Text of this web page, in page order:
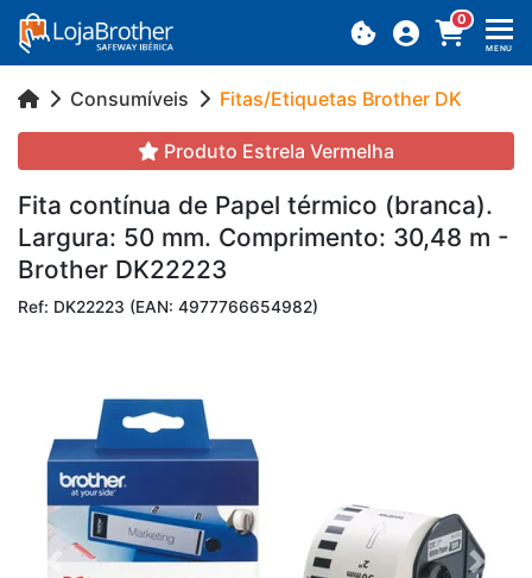
0
MENU
Consumíveis Fitas/Etiquetas Brother DK
Produto Estrela Vermelha
Fita con­tínua de Papel tér­mico (branca).
Lar­gura: 50 mm. Com­pri­mento: 30,48 m -
Brother DK22223
Ref: DK22223 (EAN: 4977766654982)